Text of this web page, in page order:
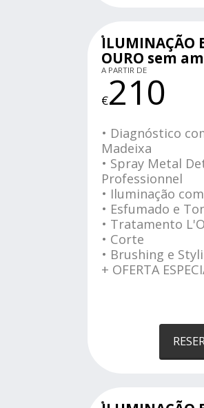
ILUMINAÇÃO
OURO sem
A PARTIR DE
€210
• Diagnóstico
Madeixa
• Spray Metal
Professionnel
• Iluminação
• Esfumado e
• Tratamento
• Corte
• Brushing e
+ OFERTA